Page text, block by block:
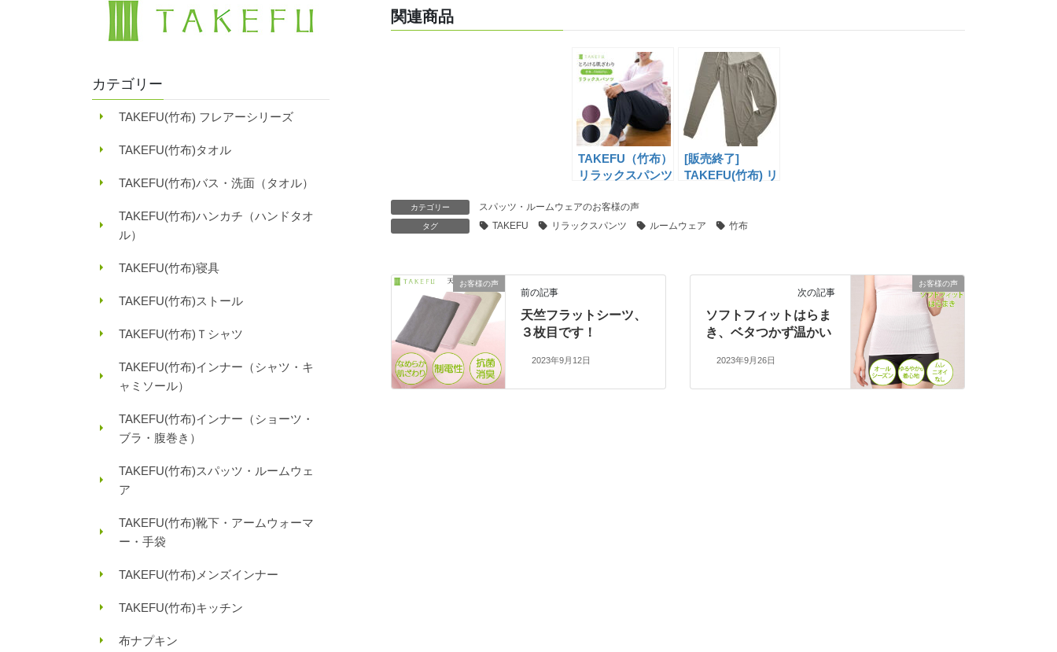
関連商品
TAKEFU（竹布）
リラックスパンツ
[販売終了]
TAKEFU(竹布) リ
カテゴリー スパッツ・ルームウェアのお客様の声
タグ TAKEFU リラックスパンツ ルームウェア 竹布
お客様の声
前の記事
天竺フラットシーツ、
３枚目です！
2023年9月12日
お客様の声
次の記事
ソフトフィットはらま
き、ベタつかず温かい
2023年9月26日
カテゴリー
TAKEFU(竹布) フレアーシリーズ
TAKEFU(竹布)タオル
TAKEFU(竹布)バス・洗面（タオル）
TAKEFU(竹布)ハンカチ（ハンドタオ
ル）
TAKEFU(竹布)寝具
TAKEFU(竹布)ストール
TAKEFU(竹布)Ｔシャツ
TAKEFU(竹布)インナー（シャツ・キ
ャミソール）
TAKEFU(竹布)インナー（ショーツ・
ブラ・腹巻き）
TAKEFU(竹布)スパッツ・ルームウェ
ア
TAKEFU(竹布)靴下・アームウォーマ
ー・手袋
TAKEFU(竹布)メンズインナー
TAKEFU(竹布)キッチン
布ナプキン